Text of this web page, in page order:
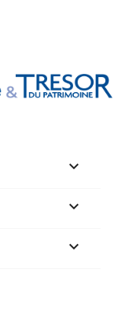


